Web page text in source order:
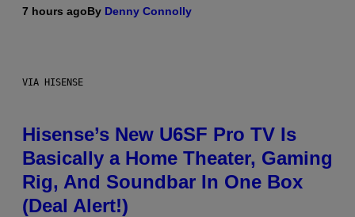
7 hours agoBy Denny Connolly
VIA HISENSE
Hisense’s New U6SF Pro TV Is
Basically a Home Theater, Gaming
Rig, And Soundbar In One Box
(Deal Alert!)